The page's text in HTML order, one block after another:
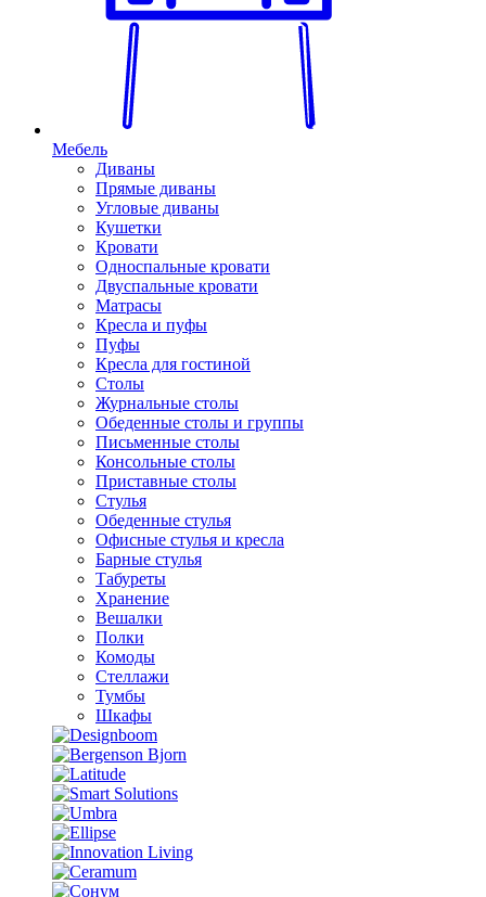
Мебель
Диваны
Прямые диваны
Угловые диваны
Кушетки
Кровати
Односпальные кровати
Двуспальные кровати
Матрасы
Кресла и пуфы
Пуфы
Кресла для гостиной
Столы
Журнальные столы
Обеденные столы и группы
Письменные столы
Консольные столы
Приставные столы
Стулья
Обеденные стулья
Офисные стулья и кресла
Барные стулья
Табуреты
Хранение
Вешалки
Полки
Комоды
Стеллажи
Тумбы
Шкафы